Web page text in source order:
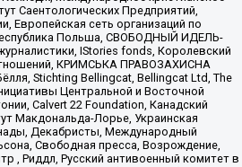
Саентологических Предприятий,
Европейская сеть организаций по
Польша, СВОБОДНЫЙ ИДЕЛЬ-
IStories fonds, Королевский
КРИМСЬКА ПРАВОЗАХИСНА
Stichting Bellingcat, Bellingcat Ltd, The
Центральной и Восточной
Calvert 22 Foundation, Канадский
Макдональда-Лорье, Украинская
Декабристы, Международный
Свободная пресса, Возрождение,
, Риддл, Русский антивоенный комитет в